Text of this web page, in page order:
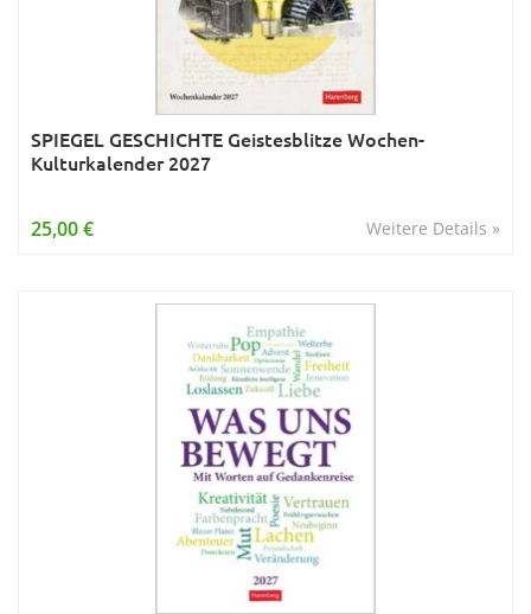
SPIEGEL GESCHICHTE Geistesblitze Wochen-
Kulturkalender 2027
Weitere Details »
25,00 €